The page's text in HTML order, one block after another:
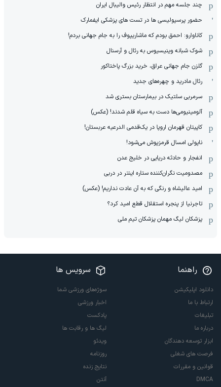
چند جلسه مهم در انتظار رئیس والیبال ایران
حضور پرسپولیسی ها در تست های پزشکی ایفمارک
کاناوارو: احمق بودم که ماشاریپوف را به جام جهانی بردم!
شوک شبانه وینیسیوس به رئال و آرسنال
گلزن جام جهانی عراق، خرید بزرگ پاختاکور
رئال مادرید و چهره‌های جدید
سرمربی سلتیک در بیمارستان بستری شد
آلومینیومی‌ها دست به سیاه قلم شدند! (عکس)
کاپیتان قهرمان اروپا در یک‌قدمی الدرعیه عربستان!
ناپولی امسال قرمزپوش می‌شود!
انفجار و حادثه دریایی در خلیج عدن
مصدومیت نگران‌کننده ستاره اینتر در دربی
امید عالیشاه و رنگی که به آن عادت نداریم! (عکس)
تاجرنیا از پنجره استقلال قطع امید کرد؟
پزشکان لیگ مهمان پزشکان تیم ملی
راهنما
دانلود اپلیکیشن
ارتباط با ما
تبلیغات
درباره ما
ابزار توسعه دهندگان
فرصت های شغلی
قوانین و مقررات
DMCA
سرویس ها
سوژه‌های ورزشی شما
اخبار ورزشی
پادکست
لیگ ها و رقابت ها
ویدئو
روزنامه
نتایج زنده
آنتن